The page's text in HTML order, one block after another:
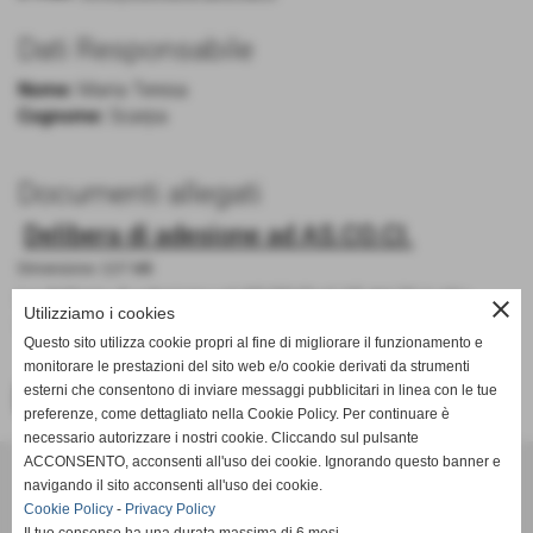
Dati Responsabile
Nome:
Cognome:
Documenti allegati
Delibera di adesione ad AS.CO.CI.
2021
<< PRECEDENTE
Realizzato e gestito
close
Utilizziamo i cookies
Questo sito utilizza cookie propri al fine di migliorare il funzionamento e
monitorare le prestazioni del sito web e/o cookie derivati da strumenti
esterni che consentono di inviare messaggi pubblicitari in linea con le tue
preferenze, come dettagliato nella Cookie Policy. Per continuare è
necessario autorizzare i nostri cookie. Cliccando sul pulsante
ACCONSENTO, acconsenti all'uso dei cookie. Ignorando questo banner e
navigando il sito acconsenti all'uso dei cookie.
Cookie Policy - Privacy Policy